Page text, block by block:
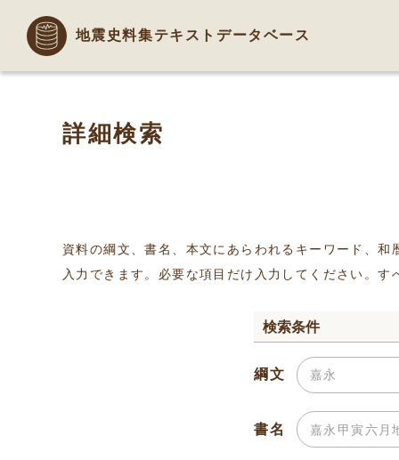
地震史料集テキストデータベース
詳細検索
資料の綱文、書名、本文にあらわれるキーワード、
入力できます。必要な項目だけ入力してください。
検索条件
綱文
書名